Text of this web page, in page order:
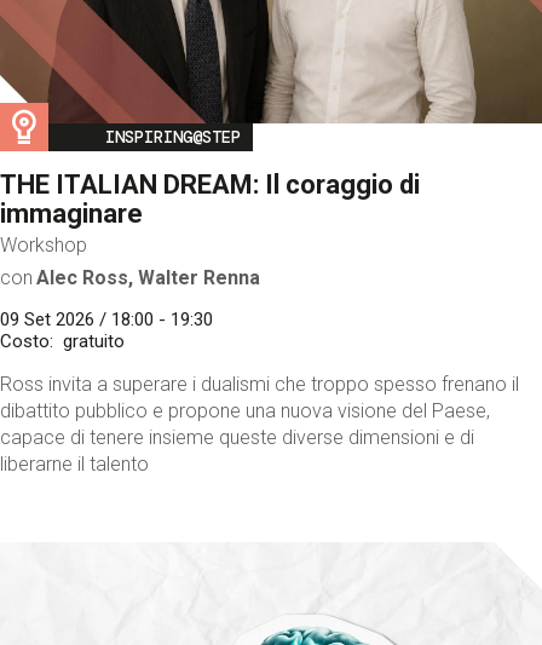
Image
INSPIRING@STEP
THE ITALIAN DREAM: Il coraggio di
immaginare
Workshop
con Alec Ross, Walter Renna
09 Set 2026 / 18:00 - 19:30
Costo
gratuito
Ross invita a superare i dualismi che troppo spesso frenano il
dibattito pubblico e propone una nuova visione del Paese,
capace di tenere insieme queste diverse dimensioni e di
liberarne il talento